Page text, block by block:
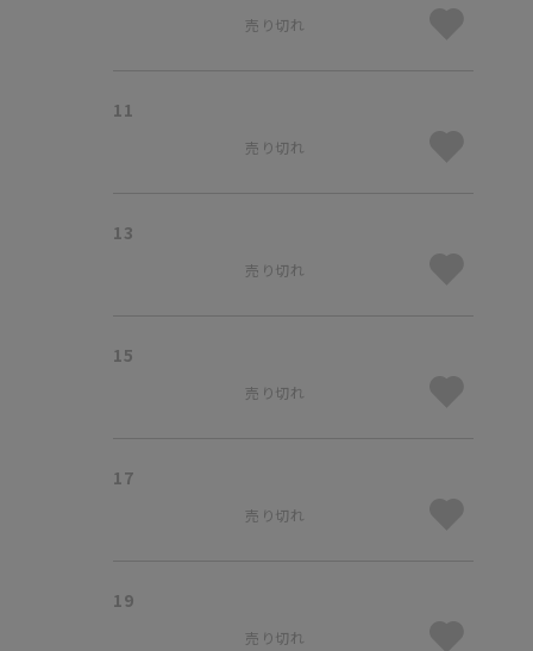
売り切れ
11
売り切れ
13
売り切れ
15
売り切れ
17
売り切れ
19
売り切れ